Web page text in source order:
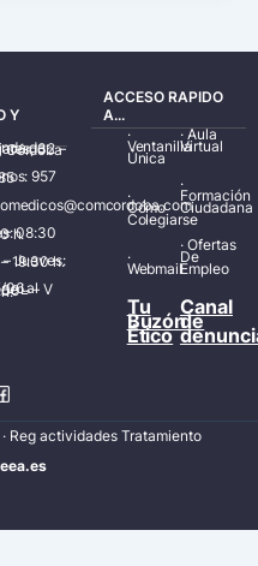
Y
32 – 14001 Córdoba
785
– 14:30 h.
17:00 – 19:30 h.
15:00 h.
ACCESO RAPIDO
A...
·
Ventanilla
Única
·
Cómo
Colegiarse
·
Webmail
·Aula
Virtual
·
Formación
Ciudadana
·Ofertas
De
Empleo
Tu
Buzón
Ético
Canal
de
· Reg actividades Tratamiento